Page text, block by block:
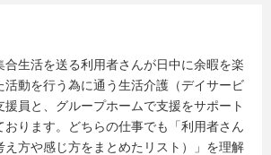
合生活を送る利用者さんが日中に余暇を楽
活動を行う為に通う生活介護（デイサービ
援員と、グループホームで支援をサポート
おります。どちらの仕事でも「利用者さん
え方や感じ方をまとめたリスト）」を理解